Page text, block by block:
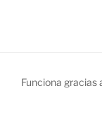
Funciona gracias